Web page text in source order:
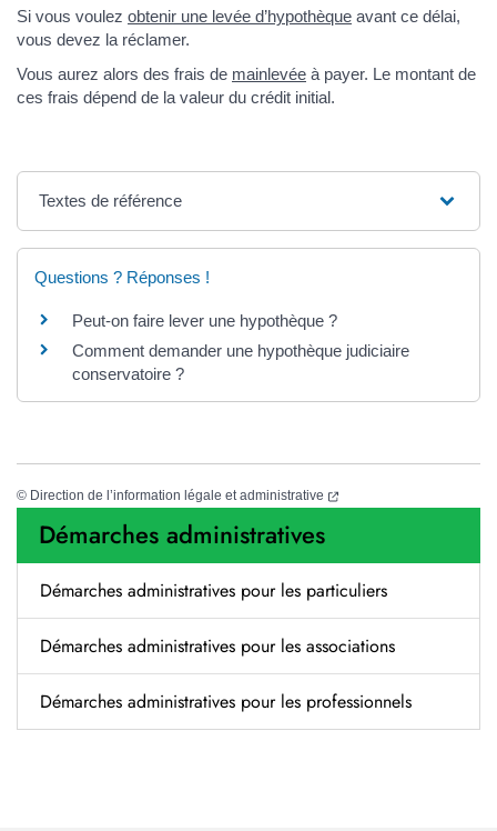
Si vous voulez obtenir une levée d’hypothèque avant ce délai,
vous devez la réclamer.
Vous aurez alors des frais de mainlevée à payer. Le montant de
ces frais dépend de la valeur du crédit initial.
Textes de référence
Questions ? Réponses !
Peut-on faire lever une hypothèque ?
Comment demander une hypothèque judiciaire
conservatoire ?
© Direction de l’information légale et administrative (nouvelle fenêtre)
Démarches administratives
Démarches administratives pour les particuliers
Démarches administratives pour les associations
Démarches administratives pour les professionnels